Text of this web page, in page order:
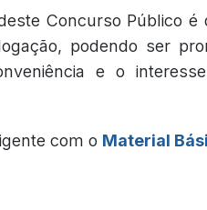
Concurso Público
podendo ser
e o
com o Material